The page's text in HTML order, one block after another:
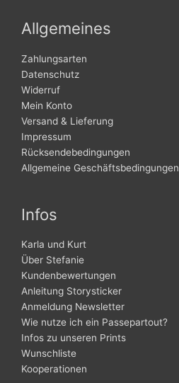
Allgemeines
Zahlungsarten
Datenschutz
Widerruf
Mein Konto
Versand & Lieferung
Impressum
Rücksendebedingungen
Allgemeine Geschäftsbedingungen
Infos
Karla und Kurt
Über Stefanie
Kundenbewertungen
Anleitung Storysticker
Anmeldung Newsletter
Wie nutze ich ein Passepartout?
Infos zu unseren Prints
Wunschliste
Kooperationen